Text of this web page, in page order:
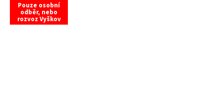
Pouze osobní
odběr, nebo
rozvoz Vyškov